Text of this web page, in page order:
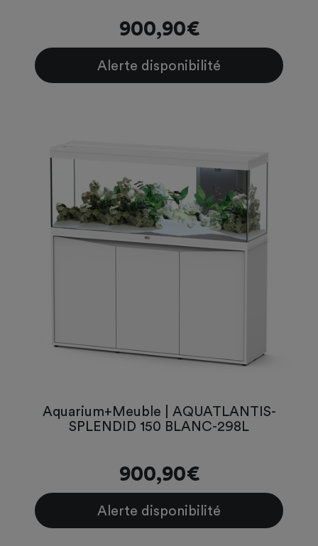
900,90€
Alerte disponibilité
Aquarium+Meuble | AQUATLANTIS-
SPLENDID 150 BLANC-298L
900,90€
Alerte disponibilité